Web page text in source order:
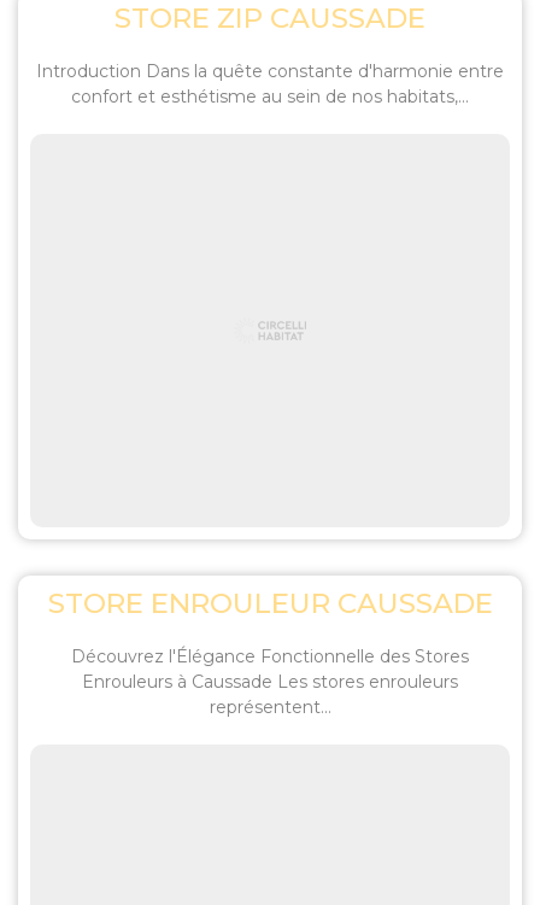
STORE ZIP CAUSSADE
Introduction Dans la quête constante d'harmonie entre
confort et esthétisme au sein de nos habitats,...
STORE ENROULEUR CAUSSADE
Découvrez l'Élégance Fonctionnelle des Stores
Enrouleurs à Caussade Les stores enrouleurs
représentent...